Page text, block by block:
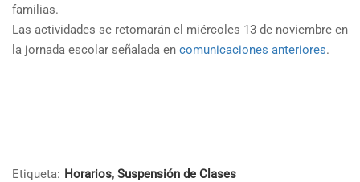
familias.
Las actividades se retomarán el miércoles 13 de noviembre en
la jornada escolar señalada en comunicaciones anteriores.
Etiqueta: Horarios, Suspensión de Clases